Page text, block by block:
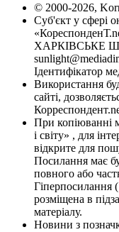
© 2000-2026,
Суб'єкт у сфері
ХАРКІВСЬКЕ
Ідентифікатор
Використання
сайті,
При копіюванні
і світу» , для
відкрите для
Посилання має
повного або
Гіперпосилання
розміщена в
матеріалу.
Новини з